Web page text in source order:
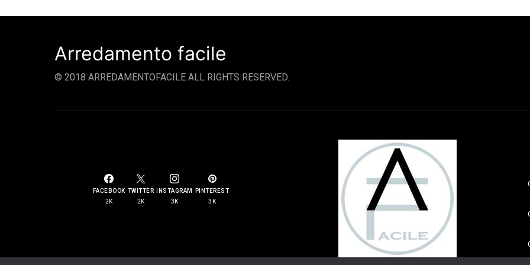
Arredamento facile
© 2018 ARREDAMENTOFACILE ALL RIGHTS RESERVED.
FACEBOOK
2K
TWITTER
2K
INSTAGRAM
3K
PINTEREST
3K